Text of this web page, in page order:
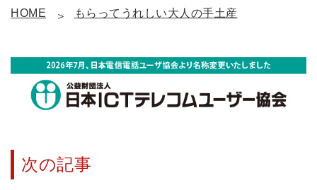
HOME もらってうれしい大人の手土産
次の記事